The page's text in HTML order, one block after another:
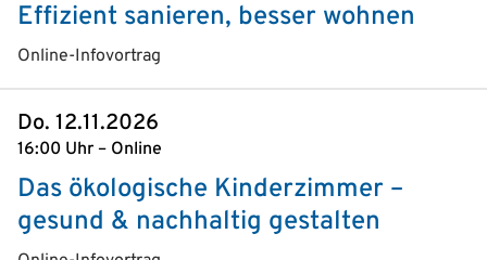
Effizient sanieren, besser wohnen
Online-Infovortrag
Do. 12.11.2026
16:00 Uhr – Online
Das ökologische Kinderzimmer –
gesund & nachhaltig gestalten